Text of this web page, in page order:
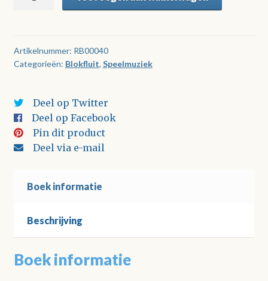
aantal
Artikelnummer: RB00040
Categorieën: Blokfluit, Speelmuziek
Deel op Twitter
Deel op Facebook
Pin dit product
Deel via e-mail
Boek informatie
Beschrijving
Boek informatie